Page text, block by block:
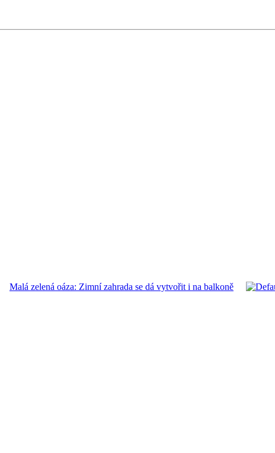
Malá zelená oáza: Zimní zahrada se dá vytvořit i na balkoně